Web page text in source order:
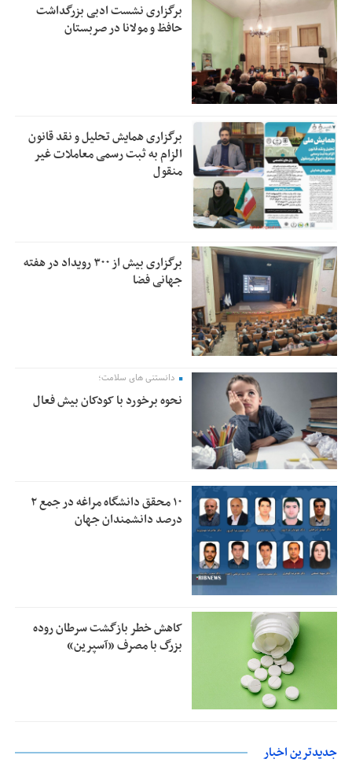
برگزاری نشست ادبی بزرگداشت
حافظ و مولانا در صربستان
برگزاری همایش تحلیل و نقد قانون
الزام به ثبت رسمی معاملات غیر
منقول
برگزاری بیش از ۳۰۰ رویداد در هفته
جهانی فضا
دانستنی های سلامت؛
نحوه برخورد با کودکان بیش فعال
۱۰ محقق دانشگاه مراغه در جمع ۲
درصد دانشمندان جهان
کاهش خطر بازگشت سرطان روده
بزرگ با مصرف «آسپرین»
جدیدترین اخبار